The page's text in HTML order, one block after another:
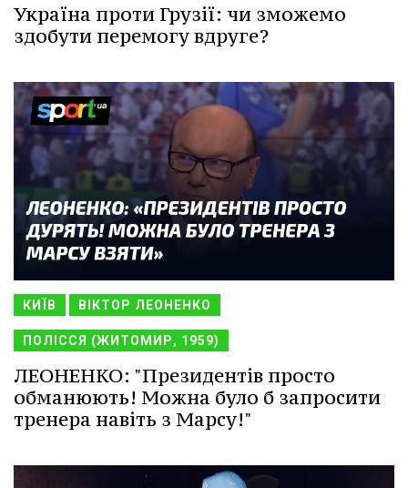
Україна проти Грузії: чи зможемо
здобути перемогу вдруге?
КИЇВ ВІКТОР ЛЕОНЕНКО
ПОЛІССЯ (ЖИТОМИР, 1959)
ЛЕОНЕНКО: "Президентів просто
обманюють! Можна було б запросити
тренера навіть з Марсу!"